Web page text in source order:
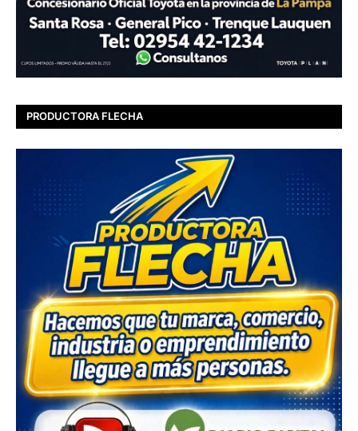
PRODUCTORA FLECHA